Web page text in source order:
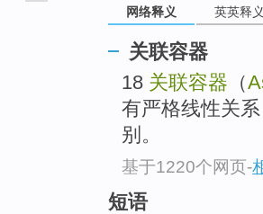
网络释义 英英释义
关联容器
18 关联容器 （
有严格线性关
别。
基于1220个网页-
短语